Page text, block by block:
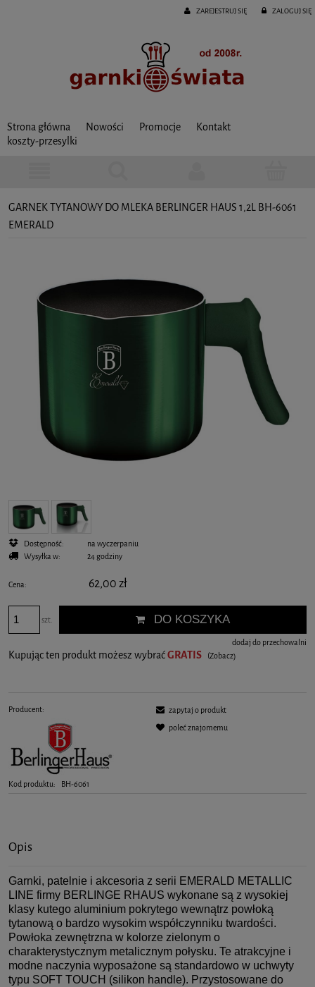
ZAREJESTRUJ SIĘ ZALOGUJ SIĘ
Strona główna Nowości Promocje
Kontakt
koszty-przesylki
GARNEK TYTANOWY DO MLEKA BERLINGER HAUS 1,2L BH-6061
EMERALD
Dostępność:
na wyczerpaniu
Wysyłka w:
24 godziny
Cena: 62,00 zł
szt. DO KOSZYKA
dodaj do przechowalni
Kupując ten produkt możesz wybraćGRATIS (Zobacz)
Producent:
Kod produktu: BH-6061
zapytaj o produkt
poleć znajomemu
Opis
Garnki, patelnie i akcesoria z serii EMERALD METALLIC
LINE firmy BERLINGE RHAUS wykonane są z wysokiej
klasy kutego aluminium pokrytego wewnątrz powłoką
tytanową o bardzo wysokim współczynniku twardości.
Powłoka zewnętrzna w kolorze zielonym o
charakterystycznym metalicznym połysku. Te atrakcyjne i
modne naczynia wyposażone są standardowo w uchwyty
typu SOFT TOUCH (silikon handle). Przystosowane do